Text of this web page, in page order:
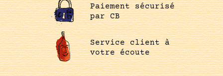
Paiement sécurisé
par CB
Service client à
votre écoute